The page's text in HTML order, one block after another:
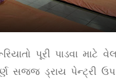
પૂરી પાડવા માટે
સજ્જ ડ્રાય પેન્ટ્રી